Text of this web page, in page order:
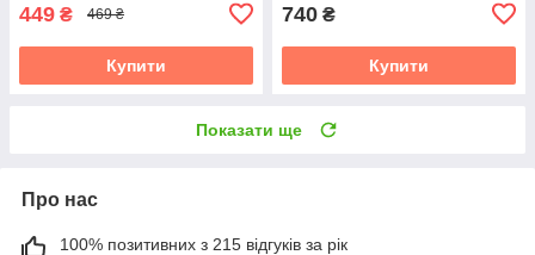
449 ₴ 469 ₴
Купити
740 ₴
Купити
Показати ще
Про нас
100% позитивних з 215 відгуків за рік